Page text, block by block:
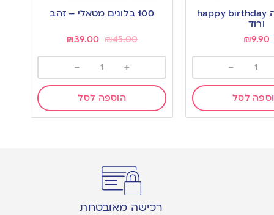
קישוט עוגה happy birthday
ורוד
₪9.90
-
לסל
to
100 בלונים מטאלי – זהב
₪45.00
₪39.00
+
-
הוספה לסל
רכישה מאובטחת